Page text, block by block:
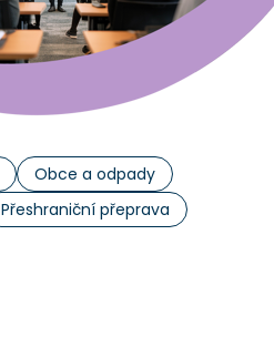
Obce a odpady
Přeshraniční přeprava